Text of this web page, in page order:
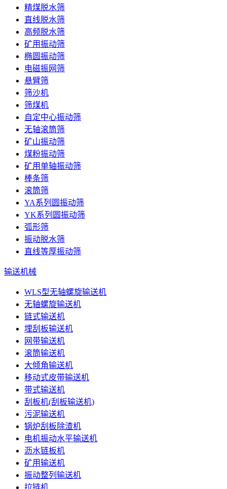
精煤脱水筛
直线脱水筛
高频脱水筛
矿用振动筛
椭圆振动筛
电磁振网筛
悬臂筛
筛沙机
筛煤机
自定中心振动筛
无轴滚筒筛
矿山振动筛
煤粉振动筛
矿用单轴振动筛
棒条筛
滚筒筛
YA系列圆振动筛
YK系列圆振动筛
弧形筛
振动脱水筛
直线等厚振动筛
输送机械
WLS型无轴螺旋输送机
无轴螺旋输送机
链式输送机
埋刮板输送机
网带输送机
滚筒输送机
大倾角输送机
移动式皮带输送机
带式输送机
刮板机(刮板输送机)
污泥输送机
锅炉刮板除渣机
电机振动水平输送机
沥水链板机
矿用输送机
振动整列输送机
拉链机